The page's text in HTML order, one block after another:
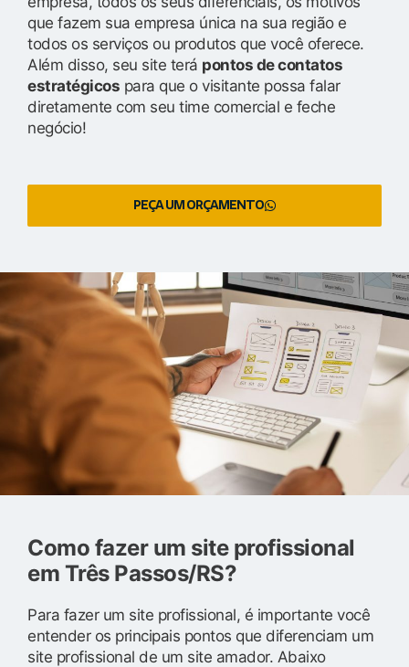
que fazem sua empresa única na sua região e
todos os serviços ou produtos que você oferece.
Além disso, seu site terá pontos de contatos
estratégicos para que o visitante possa falar
diretamente com seu time comercial e feche
negócio!
PEÇA UM ORÇAMENTO
Como fazer um site profissional
em Três Passos/RS?
Para fazer um site profissional, é importante você
entender os principais pontos que diferenciam um
site profissional de um site amador. Abaixo